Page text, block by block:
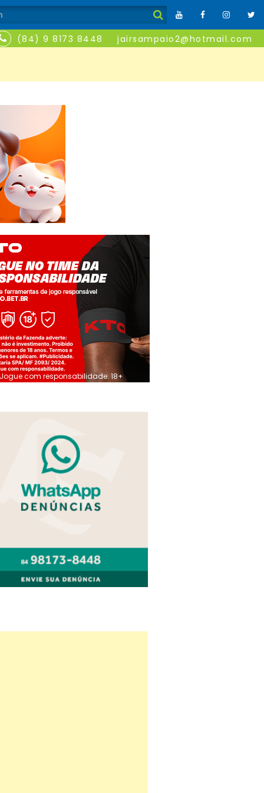
(84) 9 8173 8448 jairsampaio2@hotmail.com
Jogue com responsabilidade. 18+